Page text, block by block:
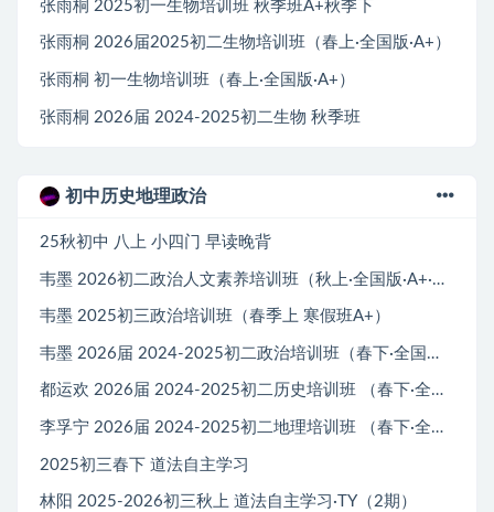
张雨桐 2025初一生物培训班 秋季班A+秋季下
张雨桐 2026届2025初二生物培训班（春上·全国版·A+）
张雨桐 初一生物培训班（春上·全国版·A+）
张雨桐 2026届 2024-2025初二生物 秋季班
初中历史地理政治
25秋初中 八上 小四门 早读晚背
韦墨 2026初二政治人文素养培训班（秋上·全国版·A+·专属）
韦墨 2025初三政治培训班（春季上 寒假班A+）
韦墨 2026届 2024-2025初二政治培训班（春下·全国版·A+）
都运欢 2026届 2024-2025初二历史培训班 （春下·全国版·A+）
李孚宁 2026届 2024-2025初二地理培训班 （春下·全国版·A+）
2025初三春下 道法自主学习
林阳 2025-2026初三秋上 道法自主学习·TY（2期）